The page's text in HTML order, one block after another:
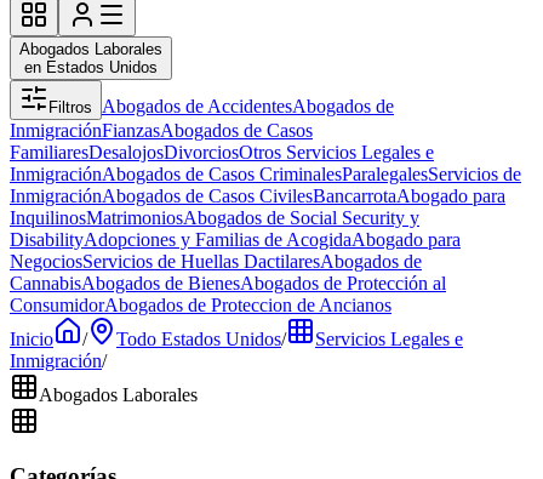
Abogados Laborales
en Estados Unidos
Filtros Abogados de AccidentesAbogados de
InmigraciónFianzasAbogados de Casos
FamiliaresDesalojosDivorciosOtros Servicios Legales e
InmigraciónAbogados de Casos CriminalesParalegalesServicios de
InmigraciónAbogados de Casos CivilesBancarrotaAbogado para
InquilinosMatrimoniosAbogados de Social Security y
DisabilityAdopciones y Familias de AcogidaAbogado para
NegociosServicios de Huellas DactilaresAbogados de
CannabisAbogados de BienesAbogados de Protección al
ConsumidorAbogados de Proteccion de Ancianos
Inicio
/ Todo Estados Unidos/
Servicios Legales e
Inmigración/
Abogados Laborales